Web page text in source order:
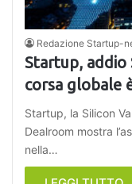
Redazione Startup-
Startup, addio
corsa globale
Startup, la Silicon
Dealroom mostra
nella…